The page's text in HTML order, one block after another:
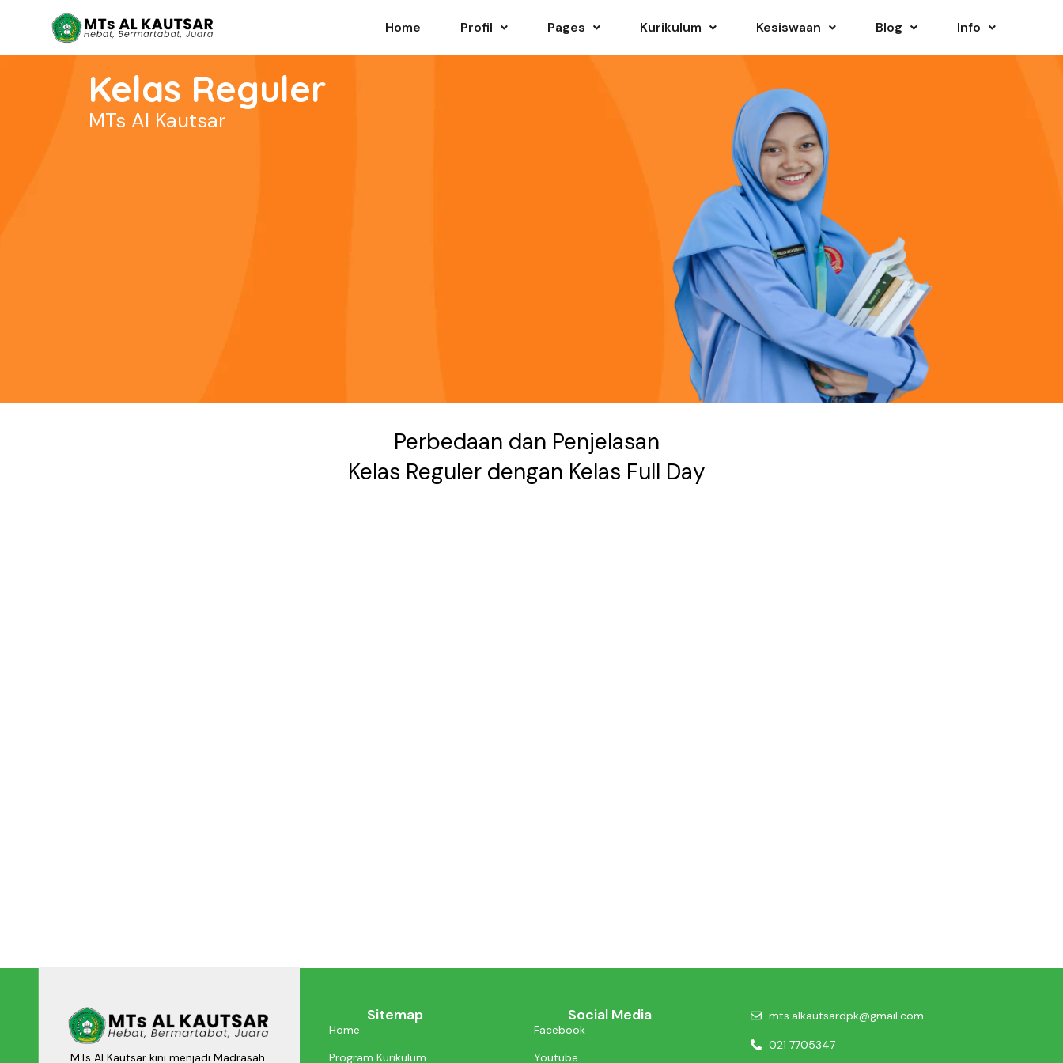
Home Profil Pages Kurikulum Kesiswaan Blog Info
Kelas Reguler
MTs Al Kautsar
Perbedaan dan Penjelasan
Kelas Reguler dengan Kelas Full Day
MTs Al Kautsar kini menjadi Madrasah
Sitemap
Home
Program Kurikulum
Social Media
Facebook
Youtube
mts.alkautsardpk@gmail.com
021 7705347